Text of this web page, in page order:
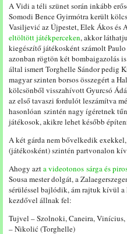
A Vidi a téli szünet során inkább
Somodi Bence Gyirmótra került
Vasiljević az Újpestet, Elek Ákos
eltöltött játékperceken, akkor
kiegészítő játékosként számolt
azonban rögtön két bombaigazolás
által ismert Torghelle Sándor pedig
magyar szinten borsos összegért a
kölcsönből visszahívott Gyurcsó
az első tavaszi fordulót leszámítva
hasonlóan szintén nagy ígéretnek
játékosok, akikre lehet később
A két gárda nem bővelkedik
(játékosként) szintén partvonalon
Ahogy azta videotonos sárga és
Sousa mester dolgát, a
sérüléssel bajlódik, ám rajtuk kívül
kezdővel állnak fel:
Tujvel – Szolnoki, Caneira,
– Nikolić (Torghelle)